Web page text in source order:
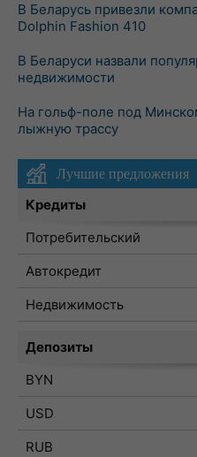
В Беларусь привезли
Dolphin Fashion 410
В Беларуси назвали
недвижимости
На гольф-поле под
лыжную трассу
Лучшие предложения
Кредиты
Потребительский
Автокредит
Недвижимость
Депозиты
BYN
USD
RUB